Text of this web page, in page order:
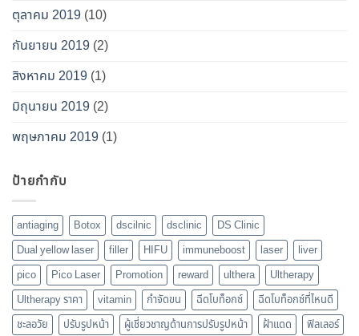
ตุลาคม 2019 (10)
กันยายน 2019 (2)
สิงหาคม 2019 (1)
มิถุนายน 2019 (2)
พฤษภาคม 2019 (1)
ป้ายกำกับ
antiaging Botox dscilnic dsclinic
DS Clinic
Dual yellow laser
filler HIFU immuneboost laser
liver
pico
Pico Laser Promotion reward ulthera
Ultherapy
Ultherapy ราคา
vitamin กำจัดขน ฉีดโบท็อกซ์
ฉีดโบท็อกซ์ที่ไหนดี
ชะลอวัย
ปรับรูปหน้า ผู้เชี่ยวชาญด้านการปรับรูปหน้า ฝ้าแดด
ฟิลเลอร์